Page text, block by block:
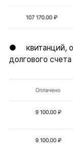
● квитанций,
долгового счета